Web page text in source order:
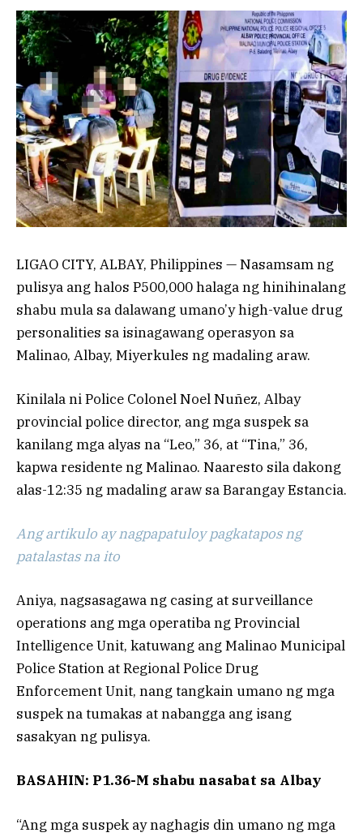
LIGAO CITY, ALBAY, Philippines — Nasamsam ng
pulisya ang halos P500,000 halaga ng hinihinalang
shabu mula sa dalawang umano’y high-value drug
personalities sa isinagawang operasyon sa
Malinao, Albay, Miyerkules ng madaling araw.
Kinilala ni Police Colonel Noel Nuñez, Albay
provincial police director, ang mga suspek sa
kanilang mga alyas na “Leo,” 36, at “Tina,” 36,
kapwa residente ng Malinao. Naaresto sila dakong
alas-12:35 ng madaling araw sa Barangay Estancia.
Ang artikulo ay nagpapatuloy pagkatapos ng
patalastas na ito
Aniya, nagsasagawa ng casing at surveillance
operations ang mga operatiba ng Provincial
Intelligence Unit, katuwang ang Malinao Municipal
Police Station at Regional Police Drug
Enforcement Unit, nang tangkain umano ng mga
suspek na tumakas at nabangga ang isang
sasakyan ng pulisya.
BASAHIN: P1.36-M shabu nasabat sa Albay
“Ang mga suspek ay naghagis din umano ng mga